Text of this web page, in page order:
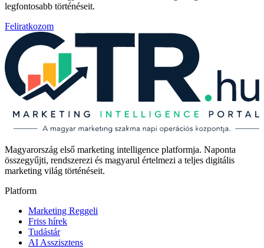
legfontosabb történéseit.
Feliratkozom
Magyarország első marketing intelligence platformja. Naponta
összegyűjti, rendszerezi és magyarul értelmezi a teljes digitális
marketing világ történéseit.
Platform
Marketing Reggeli
Friss hírek
Tudástár
AI Asszisztens